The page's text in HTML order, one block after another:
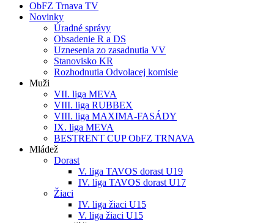
ObFZ Trnava TV
Novinky
Úradné správy
Obsadenie R a DS
Uznesenia zo zasadnutia VV
Stanovisko KR
Rozhodnutia Odvolacej komisie
Muži
VII. liga MEVA
VIII. liga RUBBEX
VIII. liga MAXIMA-FASÁDY
IX. liga MEVA
BESTRENT CUP ObFZ TRNAVA
Mládež
Dorast
V. liga TAVOS dorast U19
IV. liga TAVOS dorast U17
Žiaci
IV. liga žiaci U15
V. liga žiaci U15